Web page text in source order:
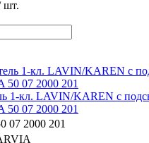
шт.
1-кл. LAVIN/KAREN с
50 07 2000 201
07 2000 201